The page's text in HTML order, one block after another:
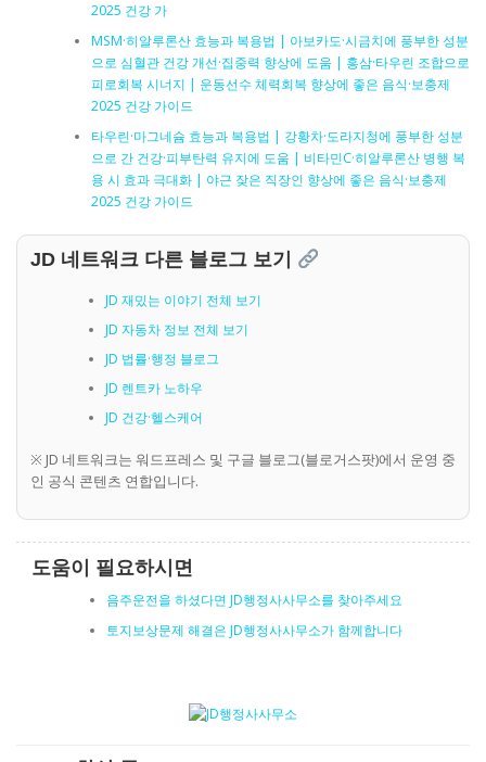
2025 건강 가
MSM·히알루론산 효능과 복용법 | 아보카도·시금치에 풍부한 성분
으로 심혈관 건강 개선·집중력 향상에 도움 | 홍삼·타우린 조합으로
피로회복 시너지 | 운동선수 체력회복 향상에 좋은 음식·보충제
2025 건강 가이드
타우린·마그네슘 효능과 복용법 | 강황차·도라지청에 풍부한 성분
으로 간 건강·피부탄력 유지에 도움 | 비타민C·히알루론산 병행 복
용 시 효과 극대화 | 야근 잦은 직장인 향상에 좋은 음식·보충제
2025 건강 가이드
JD 네트워크 다른 블로그 보기
JD 재밌는 이야기 전체 보기
JD 자동차 정보 전체 보기
JD 법률·행정 블로그
JD 렌트카 노하우
JD 건강·헬스케어
※ JD 네트워크는 워드프레스 및 구글 블로그(블로거스팟)에서 운영 중
인 공식 콘텐츠 연합입니다.
도움이 필요하시면
음주운전을 하셨다면 JD행정사사무소를 찾아주세요
토지보상문제 해결은 JD행정사사무소가 함께합니다